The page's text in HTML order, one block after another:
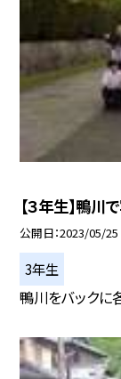
【３年生】鴨川
公開日 2023/05/25
3年生
鴨川をバックに